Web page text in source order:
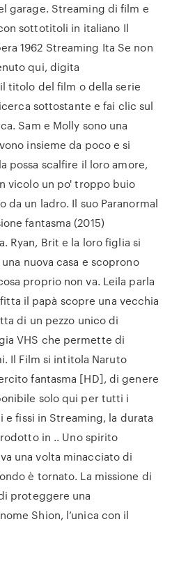
garage. Streaming di film e
sottotitoli in italiano Il
1962 Streaming Ita Se non
qui, digita
titolo del film o della serie
sottostante e fai clic sul
Sam e Molly sono una
insieme da poco e si
possa scalfire il loro amore,
vicolo un po' troppo buio
da un ladro. Il suo Paranormal
fantasma (2015)
Ryan, Brit e la loro figlia si
nuova casa e scoprono
proprio non va. Leila parla
il papà scopre una vecchia
di un pezzo unico di
VHS che permette di
Il Film si intitola Naruto
fantasma [HD], di genere
solo qui per tutti i
fissi in Streaming, la durata
in .. Uno spirito
una volta minacciato di
è tornato. La missione di
proteggere una
Shion, l’unica con il